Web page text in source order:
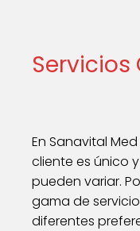
Servicios
En Sanavital
cliente es único
pueden variar.
gama de
diferentes